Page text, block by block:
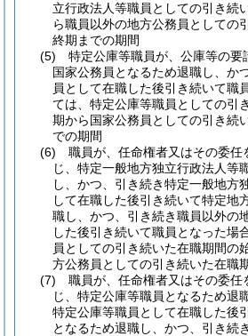
立行政法人等職員としての引き続
ら職員以外の地方公務員としての
終期までの期間
(5)
特定公庫等職員が、公庫等の要
国家公務員となるため退職し、か
員として在職した後引き続いて職
ては、特定公庫等職員としての引
期から国家公務員としての引き続
での期間
(6)
職員が、任命権者又はその委任
じ、特定一般地方独立行政法人等
し、かつ、引き続き特定一般地方
して在職した後引き続いて特定地
職し、かつ、引き続き職員以外の
した後引き続いて職員となった場
員としての引き続いた在職期間の
方公務員としての引き続いた在職
(7)
職員が、任命権者又はその委任
じ、特定公庫等職員となるため退
特定公庫等職員として在職した後
となるため退職し、かつ、引き続